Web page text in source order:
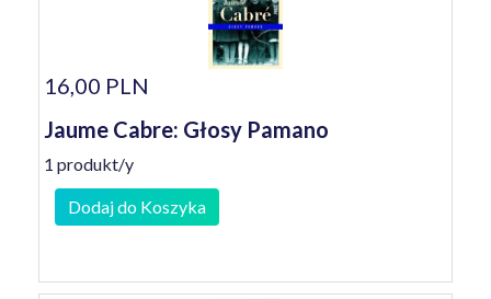
16,00 PLN
Jaume Cabre: Głosy Pamano
1 produkt/y
Dodaj do Koszyka